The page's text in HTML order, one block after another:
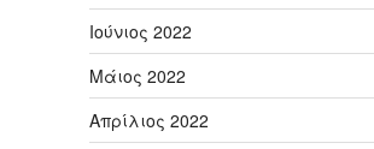
Ιούνιος 2022
Μάιος 2022
Απρίλιος 2022